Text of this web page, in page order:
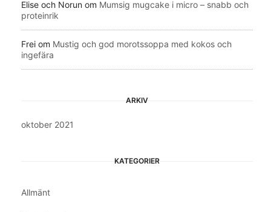
Elise och Norun om Mumsig mugcake i micro – snabb och
proteinrik
Frei om Mustig och god morotssoppa med kokos och
ingefära
ARKIV
oktober 2021
KATEGORIER
Allmänt